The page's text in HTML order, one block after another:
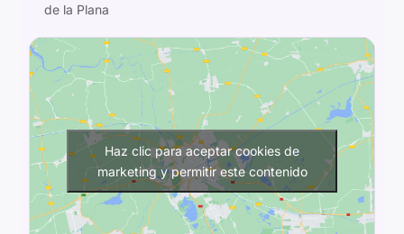
de la Plana
Haz clic para aceptar cookies de
marketing y permitir este contenido